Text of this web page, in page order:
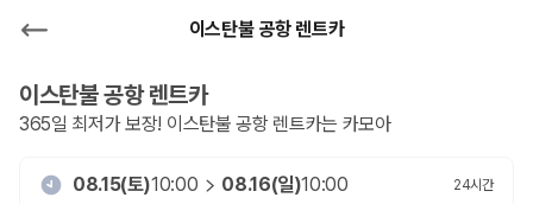
이스탄불 공항 렌트카
이스탄불 공항렌트카
365일 최저가 보장! 이스탄불 공항 렌트카는 카모아
08.15(토)10:00 08.16(일)10:00 24시간